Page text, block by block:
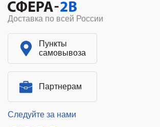
Доставка по всей России
Пункты
самовывоза
Партнерам
Следуйте за нами